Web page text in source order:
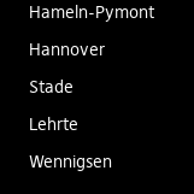
Hameln-Pymont
Hannover
Stade
Lehrte
Wennigsen